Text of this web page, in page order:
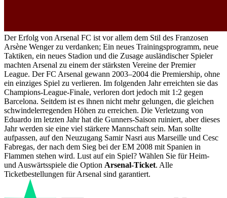
Der Erfolg von Arsenal FC ist vor allem dem Stil des Franzosen
Arsène Wenger zu verdanken; Ein neues Trainingsprogramm, neue
Taktiken, ein neues Stadion und die Zusage ausländischer Spieler
machten Arsenal zu einem der stärksten Vereine der Premier
League. Der FC Arsenal gewann 2003–2004 die Premiership, ohne
ein einziges Spiel zu verlieren. Im folgenden Jahr erreichten sie das
Champions-League-Finale, verloren dort jedoch mit 1:2 gegen
Barcelona. Seitdem ist es ihnen nicht mehr gelungen, die gleichen
schwindelerregenden Höhen zu erreichen. Die Verletzung von
Eduardo im letzten Jahr hat die Gunners-Saison ruiniert, aber dieses
Jahr werden sie eine viel stärkere Mannschaft sein. Man sollte
aufpassen, auf den Neuzugang Samir Nasri aus Marseille und Cesc
Fabregas, der nach dem Sieg bei der EM 2008 mit Spanien in
Flammen stehen wird. Lust auf ein Spiel? Wählen Sie für Heim-
und Auswärtsspiele die Option Arsenal-Ticket. Alle
Ticketbestellungen für Arsenal sind garantiert.